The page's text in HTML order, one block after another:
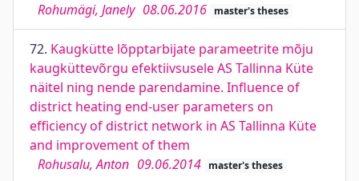
Rohumägi, Janely 08.06.2016 master's theses
72. Kaugkütte lõpptarbijate parameetrite mõju
kaugküttevõrgu efektiivsusele AS Tallinna Küte
näitel ning nende parendamine. Influence of
district heating end-user parameters on
efficiency of district network in AS Tallinna Küte
and improvement of them
Rohusalu, Anton 09.06.2014 master's theses